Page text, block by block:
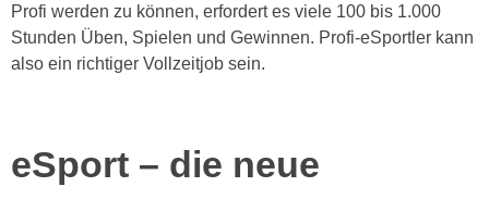
Profi werden zu können, erfordert es viele 100 bis 1.000
Stunden Üben, Spielen und Gewinnen. Profi-eSportler kann
also ein richtiger Vollzeitjob sein.
eSport – die neue